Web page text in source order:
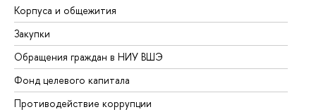
Корпуса и общежития
Закупки
Обращения граждан в НИУ ВШЭ
Фонд целевого капитала
Противодействие коррупции